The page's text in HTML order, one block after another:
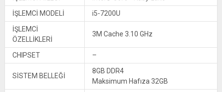
İŞLEMCİ MODELİ
i5-7200U
İŞLEMCİ
ÖZELLİKLERİ
3M Cache 3.10 GHz
CHIPSET –
SİSTEM BELLEĞİ
8GB DDR4
Maksimum Hafıza 32GB